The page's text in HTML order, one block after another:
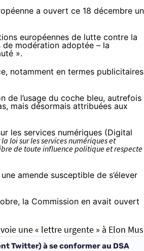
a ouvert ce 18 décembre
européennes de lutte contre la
modération adoptée – la
».
notamment en termes publicitaires
de l’usage du coche bleu, autrefois
mais désormais attribuées aux
les services numériques (Digital
loi sur les services numériques et
de toute influence politique et
amende susceptible de s’élever
la Commission en avait ouvert
une « lettre urgente » à Elon
Twitter) à se conformer au DSA